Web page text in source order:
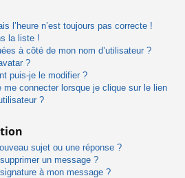
l’heure n’est toujours pas correcte !
la liste !
à côté de mon nom d’utilisateur ?
?
puis-je le modifier ?
me connecter lorsque je clique sur le lien
?
sujet ou une réponse ?
un message ?
à mon message ?